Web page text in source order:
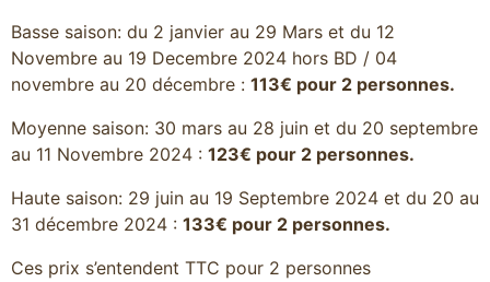
Basse saison: du 2 janvier au 29 Mars et du 12
Novembre au 19 Decembre 2024 hors BD / 04
novembre au 20 décembre : 113€ pour 2 personnes.
Moyenne saison: 30 mars au 28 juin et du 20 septembre
au 11 Novembre 2024 : 123€ pour 2 personnes.
Haute saison: 29 juin au 19 Septembre 2024 et du 20 au
31 décembre 2024 : 133€ pour 2 personnes.
Ces prix s’entendent TTC pour 2 personnes